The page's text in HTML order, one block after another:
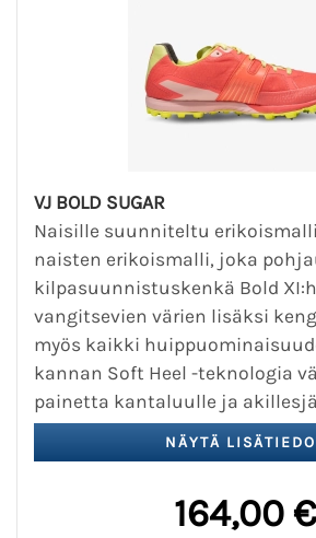
VJ BOLD SUGAR
Naisille suunniteltu
naisten erikoismalli, joka
kilpasuunnistuskenkä Bold
vangitsevien värien lisäksi
myös kaikki
kannan Soft Heel -teknologia
painetta kantaluulle ja
164,00 €